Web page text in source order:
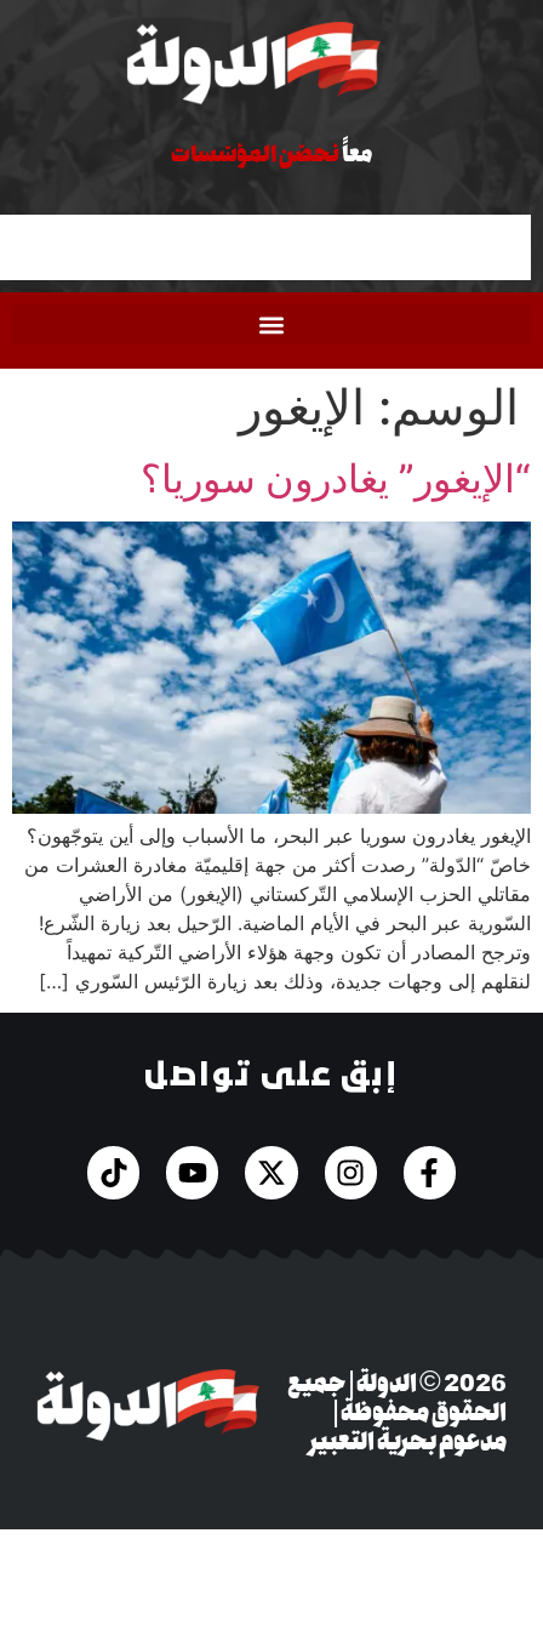
نحصّن المؤسّسات
الإيغور
يغادرون سوريا؟
سوريا عبر البحر، ما الأسباب وإلى أين يتوجّهون؟
رصدت أكثر من جهة إقليميّة مغادرة العشرات من
الإسلامي التّركستاني (الإيغور) من الأراضي
البحر في الأيام الماضية. الرّحيل بعد زيارة الشّرع!
أن تكون وجهة هؤلاء الأراضي التّركية تمهيداً
وجهات جديدة، وذلك بعد زيارة الرّئيس السّوري […]
إبق على تواصل
‎© 2026 الدولة | جميع
محفوظة |
بحرية التعبير